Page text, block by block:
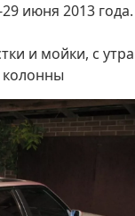
июня 2013 года.
и мойки, с утра